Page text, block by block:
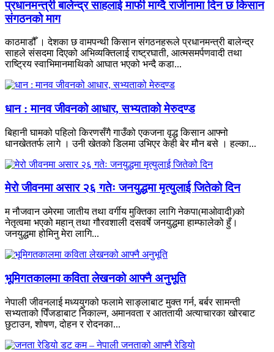
प्रधानमन्त्री बालेन्द्र साहलाई माफी माग्दै राजीनामा दिन छ किसान
संगठनको माग
काठमाडौँ । देशका छ वामपन्थी किसान संगठनहरूले प्रधानमन्त्री बालेन्द्र
साहले संसदमा दिएको अभिव्यक्तिलाई राष्ट्रघाती, आत्मसमर्पणवादी तथा
राष्ट्रिय स्वाभिमानमाथिको आघात भएको भन्दै कडा...
धान : मानव जीवनको आधार, सभ्यताको मेरुदण्ड
बिहानी घामको पहिलो किरणसँगै गाउँको एकजना वृद्ध किसान आफ्नो
धानखेततर्फ लागे । उनी खेतको डिलमा उभिएर केही बेर मौन बसे । हल्का...
मेरो जीवनमा असार २६ गतेः जनयुद्धमा मृत्युलाई जितेको दिन
म नौजवान उमेरमा जातीय तथा वर्गीय मुक्तिका लागि नेकपा(माओवादी)को
नेतृत्वमा भएको महान् तथा गौरवशाली दसवर्षे जनयुद्धमा हाम्फालेको हुँ।
जनयुद्धमा होमिनु मेरा लागि...
भूमिगतकालमा कविता लेखनको आफ्नै अनुभूति
नेपाली जीवनलाई मध्ययुगको फलामे साङ्लाबाट मुक्त गर्न, बर्बर सामन्ती
सभ्यताको पिँजडाबाट निकाल्न, अमानवता र आततायी अत्याचारका खोरबाट
छुटाउन, शोषण, दोहन र रोदनका...